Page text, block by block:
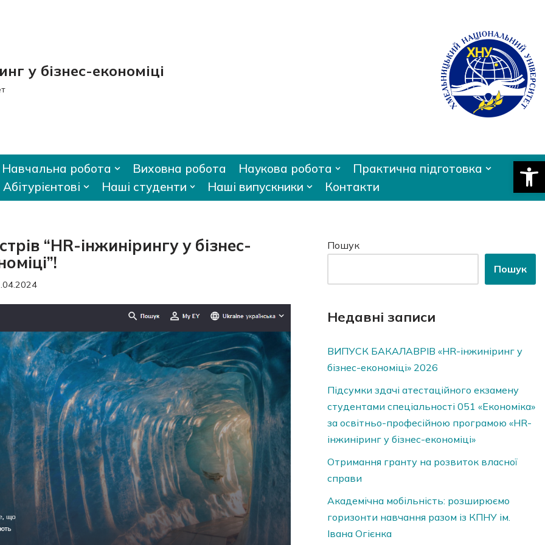
у бізнес-економіці
Навчальна робота Виховна робота Наукова робота
Практична підготовка
Абітурієнтові
Наші студенти Наші випускники Контакти
“HR-інжинірингу у бізнес-
Пошук
Пошук
Недавні записи
ВИПУСК БАКАЛАВРІВ «HR-інжиніринг у
бізнес-економіці» 2026
Підсумки здачі атестаційного екзамену
студентами спеціальності 051 «Економіка»
за освітньо-професійною програмою «HR-
інжиніринг у бізнес-економіці»
Отримання гранту на розвиток власної
справи
Академічна мобільність: розширюємо
горизонти навчання разом із КПНУ ім.
Івана Огієнка